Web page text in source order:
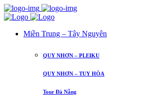
Miền Trung – Tây Nguyên
QUY NHƠN – PLEIKU
QUY NHƠN – TUY HÒA
Tour Đà Nẵng